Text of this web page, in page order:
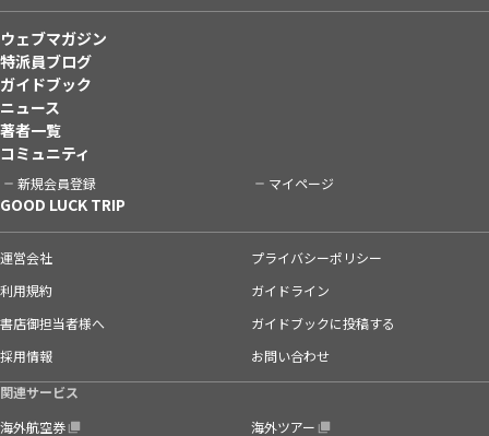
ウェブマガジン
特派員ブログ
ガイドブック
ニュース
著者一覧
コミュニティ
新規会員登録 マイページ
GOOD LUCK TRIP
運営会社
プライバシーポリシー
利用規約
ガイドライン
書店御担当者様へ
ガイドブックに投稿する
採用情報
お問い合わせ
関連サービス
海外航空券
海外ツアー